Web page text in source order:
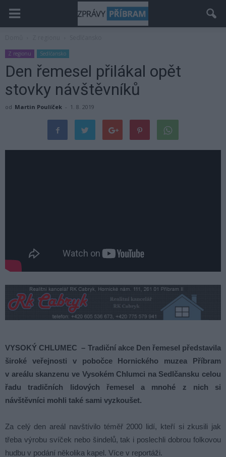
Z regionu Sedlčansko
Den řemesel přilákal opět
stovky návštěvníků
od Martin Poulíček - 1. 8. 2019
VYSOKÝ CHLUMEC – Tradiční akce Den řemesel představila
široké veřejnosti v pobočce Hornického muzea Příbram
v areálu skanzenu ve Vysokém Chlumci na Sedlčansku celou
řadu tradičních lidových řemesel a mnohé z nich si
návštěvníci mohli také sami vyzkoušet.
Za celý den areál navštívilo téměř 2000 lidí, kteří si zkusili jak
třeba výrobu svíček nebo šindelů, tak i poslechli dobrou folkovou
hudbu v podání několika kapel. Více v reportáži.